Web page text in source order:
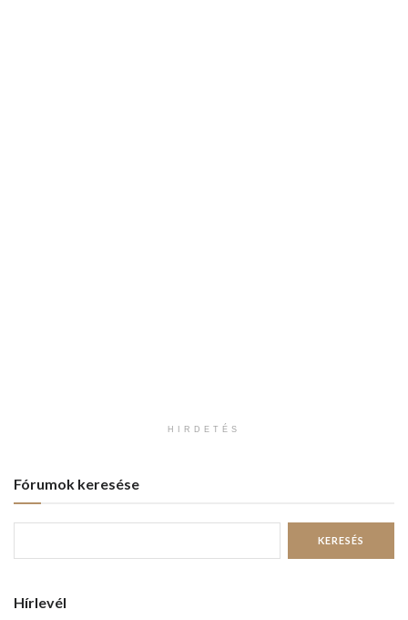
HIRDETÉS
Fórumok keresése
Hírlevél